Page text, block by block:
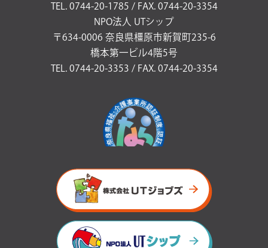
TEL. 0744-20-1785 / FAX. 0744-20-3354
NPO法人 UTシップ
〒634-0006 奈良県橿原市新賀町235-6
橋本第一ビル4階5号
TEL. 0744-20-3353 / FAX. 0744-20-3354